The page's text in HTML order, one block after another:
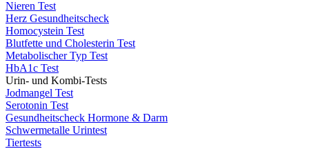
Nieren Test
Herz Gesundheitscheck
Homocystein Test
Blutfette und Cholesterin Test
Metabolischer Typ Test
HbA1c Test
Urin- und Kombi-Tests
Jodmangel Test
Serotonin Test
Gesundheitscheck Hormone & Darm
Schwermetalle Urintest
Tiertests